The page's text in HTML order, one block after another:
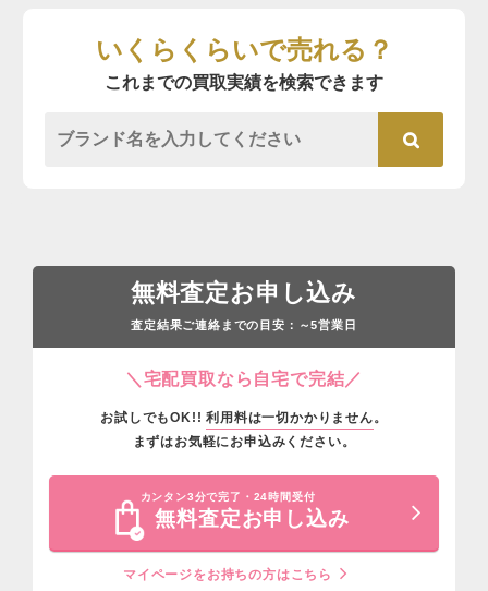
いくらくらいで売れる？
これまでの買取実績を検索できます
無料査定お申し込み
査定結果ご連絡までの目安： ～5営業日
＼宅配買取なら自宅で完結／
お試しでもOK!!利用料は一切かかりません。
まずはお気軽にお申込みください。
カンタン3分で完了・24時間受付
無料査定お申し込み
マイページをお持ちの方はこちら